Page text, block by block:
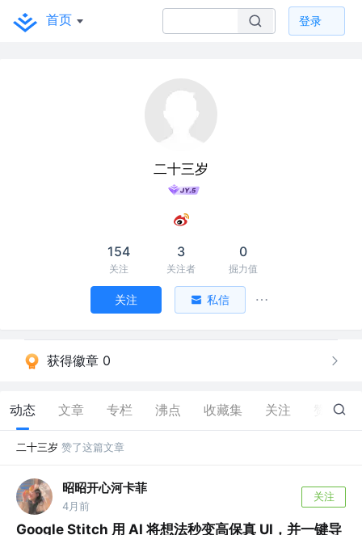
首页 登录
二十三岁
154
关注
3
关注者
0
掘力值
关注 私信
获得徽章 0
动态 文章 专栏 沸点 收藏集 关注 1.1K
二十三岁 赞了这篇文章
昭昭开心河卡菲
4月前
关注
Google Stitch 用 AI 将想法秒变高保真 UI，并一键导